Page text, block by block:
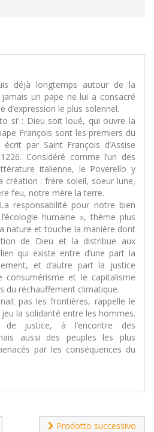
déjà longtemps autour de la
un pape ne lui a consacré
d’expression le plus solennel.
si’ : Dieu soit loué, qui ouvre la
François sont les premiers du
par Saint François d’Assise
Considéré comme l’un des
italienne, le Poverello y
création : frère soleil, soeur lune,
feu, notre mère la terre.
responsabilité pour notre bien
humaine », thème plus
nature et touche la manière dont
de Dieu et la distribue aux
qui existe entre d’une part la
et d’autre part la justice
consumérisme et le capitalisme
du réchauffement climatique.
pas les frontières, rappelle le
la solidarité entre les hommes.
de justice, à l’encontre des
aussi des peuples les plus
par les conséquences du
Prodotto successivo